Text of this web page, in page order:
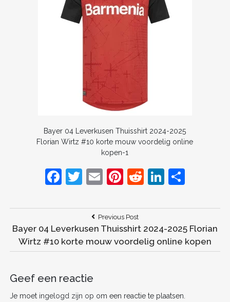
Bayer 04 Leverkusen Thuisshirt 2024-2025
Florian Wirtz #10 korte mouw voordelig online
kopen-1
F
c
e
b
o
k
T
itt
er
E
ai
l
Pi
er
e
st
R
d
di
t
Li
k
e
dI
e
n
navigatie
Previous PostPrevious
Post:
Bayer 04 Leverkusen Thuisshirt 2024-2025 Florian
Wirtz #10 korte mouw voordelig online kopen
Geef een reactie
Je moet ingelogd zijn op om een reactie te plaatsen.